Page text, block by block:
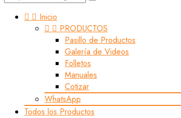
  Inicio
  PRODUCTOS
Pasillo de Productos
Galería de Videos
Folletos
Manuales
Cotizar
WhatsApp
Todos los Productos